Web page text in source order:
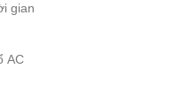
gian
AC